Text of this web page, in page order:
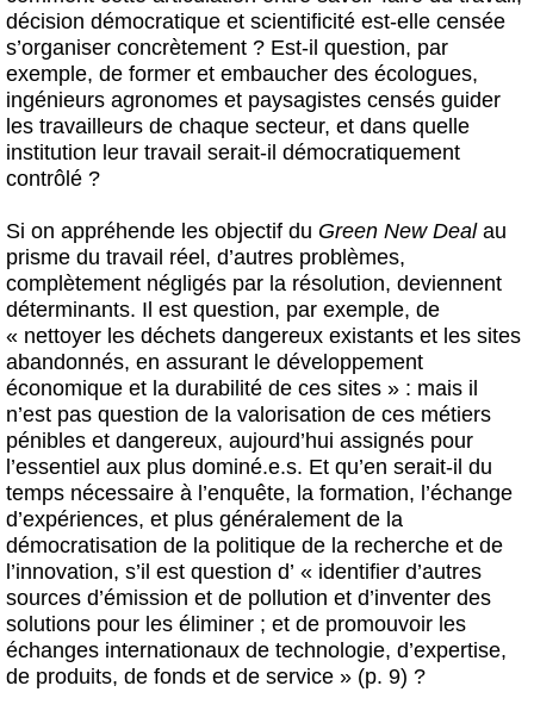
décision démocratique et scientificité est-elle censée
s’organiser concrètement ? Est-il question, par
exemple, de former et embaucher des écologues,
ingénieurs agronomes et paysagistes censés guider
les travailleurs de chaque secteur, et dans quelle
institution leur travail serait-il démocratiquement
contrôlé ?
Si on appréhende les objectif du Green New Dealau
prisme du travail réel, d’autres problèmes,
complètement négligés par la résolution, deviennent
déterminants. Il est question, par exemple, de
« nettoyer les déchets dangereux existants et les sites
abandonnés, en assurant le développement
économique et la durabilité de ces sites » : mais il
n’est pas question de la valorisation de ces métiers
pénibles et dangereux, aujourd’hui assignés pour
l’essentiel aux plus dominé.e.s. Et qu’en serait-il du
temps nécessaire à l’enquête, la formation, l’échange
d’expériences, et plus généralement de la
démocratisation de la politique de la recherche et de
l’innovation, s’il est question d’ « identifier d’autres
sources d’émission et de pollution et d’inventer des
solutions pour les éliminer ; et de promouvoir les
échanges internationaux de technologie, d’expertise,
de produits, de fonds et de service » (p. 9) ?